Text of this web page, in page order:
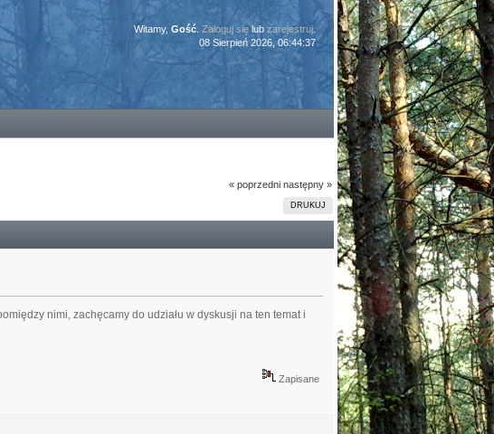
Witamy, Gość Zaloguj sięlub zarejestruj
08 Sierpień 2026, 06:44:37
« poprzedni następny »
DRUKUJ
nimi, zachęcamy do udziału w dyskusji na ten temat i
Zapisane